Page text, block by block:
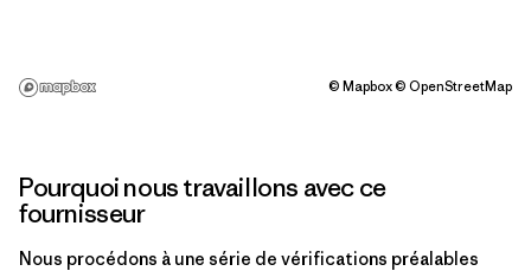
© Mapbox© OpenStreetMap
Pourquoi nous travaillons avec ce
fournisseur
Nous procédons à une série de vérifications préalables